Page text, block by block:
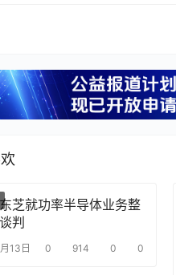
芝就功率半导体业务整
判
13日 0 914 0 0